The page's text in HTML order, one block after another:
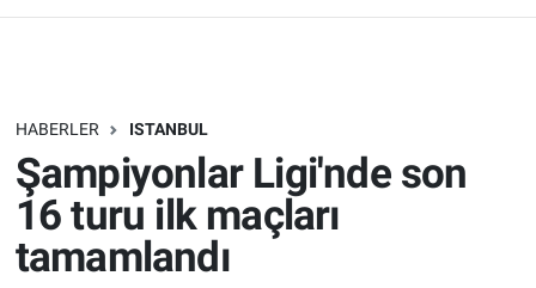
HABERLER ISTANBUL
Şampiyonlar Ligi'nde son
16 turu ilk maçları
tamamlandı
Başka Sohbetler
Bilim turu
Bilim ve Teknoloji Evreni
Doğa Konuşuyor
Haber
Dünya
Teknoloji
Sağlık
Hava Durumu
Trafik Durumu
Süper Lig Puan Durumu ve Fikstür
Tüm Manşetler